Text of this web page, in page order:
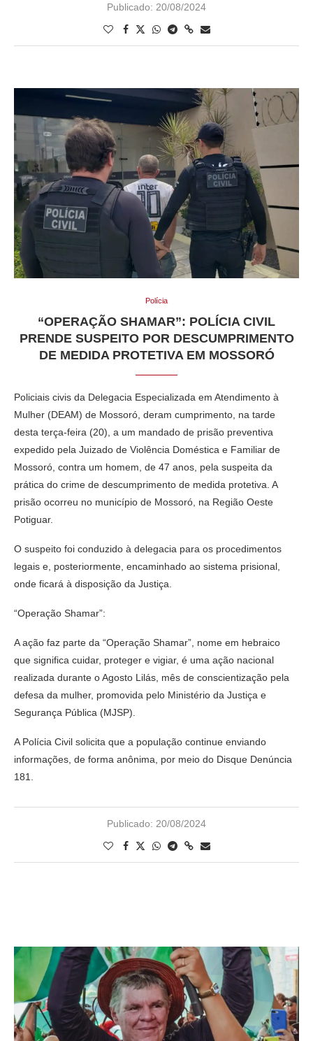
Publicado: 20/08/2024
Polícia
“OPERAÇÃO SHAMAR”: POLÍCIA CIVIL
PRENDE SUSPEITO POR DESCUMPRIMENTO
DE MEDIDA PROTETIVA EM MOSSORÓ
Policiais civis da Delegacia Especializada em Atendimento à
Mulher (DEAM) de Mossoró, deram cumprimento, na tarde
desta terça-feira (20), a um mandado de prisão preventiva
expedido pela Juizado de Violência Doméstica e Familiar de
Mossoró, contra um homem, de 47 anos, pela suspeita da
prática do crime de descumprimento de medida protetiva. A
prisão ocorreu no município de Mossoró, na Região Oeste
Potiguar.
O suspeito foi conduzido à delegacia para os procedimentos
legais e, posteriormente, encaminhado ao sistema prisional,
onde ficará à disposição da Justiça.
“Operação Shamar”:
A ação faz parte da “Operação Shamar”, nome em hebraico
que significa cuidar, proteger e vigiar, é uma ação nacional
realizada durante o Agosto Lilás, mês de conscientização pela
defesa da mulher, promovida pelo Ministério da Justiça e
Segurança Pública (MJSP).
A Polícia Civil solicita que a população continue enviando
informações, de forma anônima, por meio do Disque Denúncia
181.
Publicado: 20/08/2024